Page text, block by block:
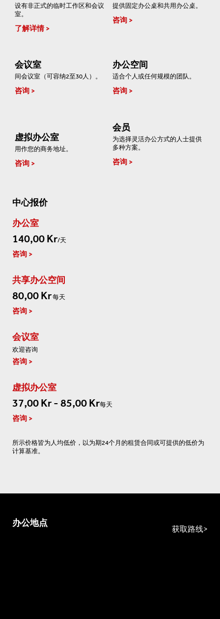
设有非正式的临时工作区和会议
室。
了解详情
提供固定办公桌和共用办公桌。
咨询
会议室
间会议室（可容纳2至30人）。
咨询
办公空间
适合个人或任何规模的团队。
咨询
虚拟办公室
用作您的商务地址。
咨询
会员
为选择灵活办公方式的人士提供
多种方案。
咨询
中心报价
办公室
140,00 Kr/天
咨询
共享办公空间
80,00 Kr每天
咨询
会议室
欢迎咨询
咨询
虚拟办公室
37,00 Kr - 85,00 Kr每天
咨询
所示价格皆为人均低价，以为期24个月的租赁合同或可提供的低价为
计算基准。
办公地点
获取路线